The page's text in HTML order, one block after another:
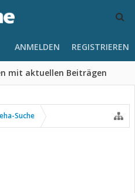
mit aktuellen Beiträgen
ANMELDEN REGISTRIEREN
Suche